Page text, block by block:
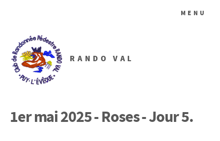
RANDO VAL
MENU
1er mai 2025 - Roses - Jour 5.